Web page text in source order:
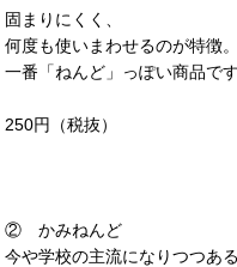
固まりにくく、
何度も使いまわせるのが特徴。
一番「ねんど」っぽい商品です
250円（税抜）
② かみねんど
今や学校の主流になりつつある